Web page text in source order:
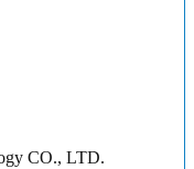
CO., LTD.